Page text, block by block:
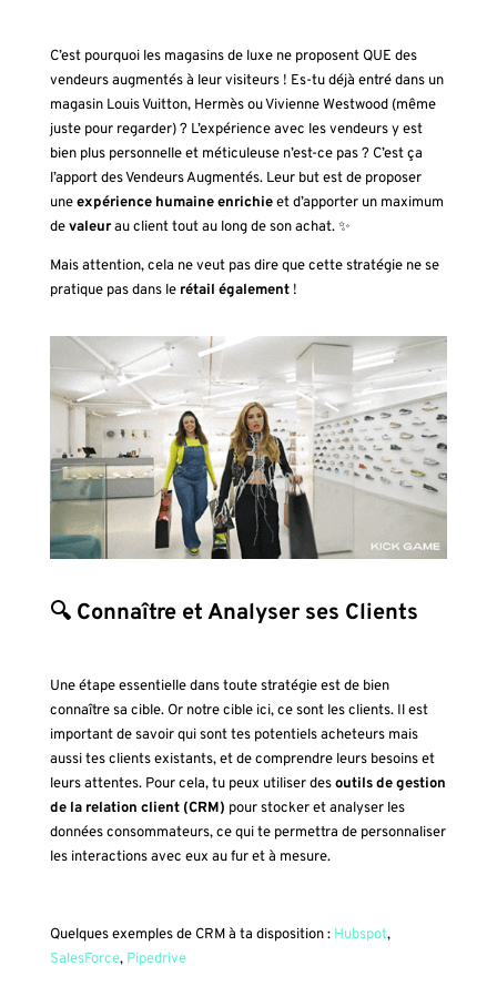
C’est pourquoi les magasins de luxe ne proposent QUE des
vendeurs augmentés à leur visiteurs ! Es-tu déjà entré dans un
magasin Louis Vuitton, Hermès ou Vivienne Westwood (même
juste pour regarder) ? L’expérience avec les vendeurs y est
bien plus personnelle et méticuleuse n’est-ce pas ? C’est ça
l’apport des Vendeurs Augmentés. Leur but est de proposer
uneexpérience humaine enrichieet d’apporter un maximum
devaleurau client tout au long de son achat. ✨
Mais attention, cela ne veut pas dire que cette stratégie ne se
pratique pas dans le rétail également !
🔍 Connaître et Analyser ses Clients
Une étape essentielle dans toute stratégie est de bien
connaître sa cible. Or notre cible ici, ce sont les clients. Il est
important de savoir qui sont tes potentiels acheteurs mais
aussi tes clients existants, et de comprendre leurs besoins et
leurs attentes. Pour cela, tu peux utiliser desoutils de gestion
de la relation client (CRM) pour stocker et analyser les
données consommateurs, ce qui te permettra de personnaliser
les interactions avec eux au fur et à mesure.
Quelques exemples de CRM à ta disposition : Hubspot,
SalesForce, Pipedrive